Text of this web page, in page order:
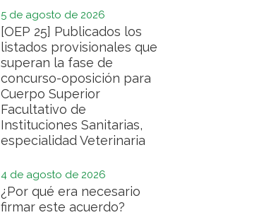
5 de agosto de 2026
[OEP 25] Publicados los
listados provisionales que
superan la fase de
concurso-oposición para
Cuerpo Superior
Facultativo de
Instituciones Sanitarias,
especialidad Veterinaria
4 de agosto de 2026
¿Por qué era necesario
firmar este acuerdo?